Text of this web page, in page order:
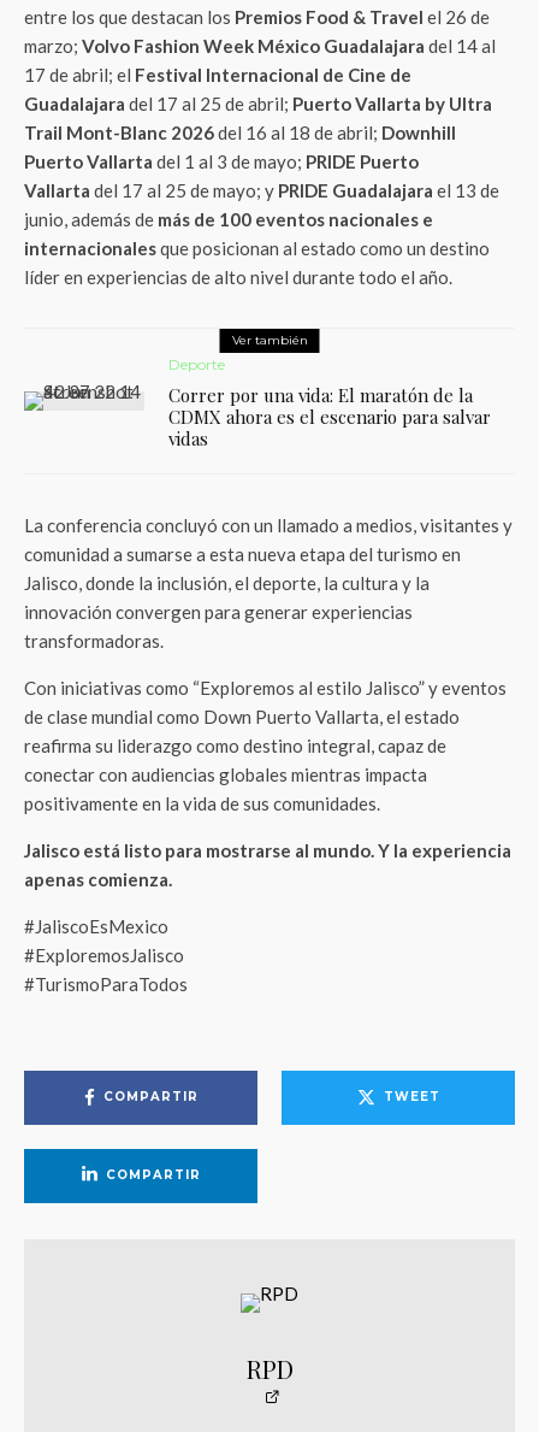
entre los que destacan los Premios Food & Travel el 26 de
marzo; Volvo Fashion Week México Guadalajara del 14 al
17 de abril; el Festival Internacional de Cine de
Guadalajara del 17 al 25 de abril; Puerto Vallarta by Ultra
Trail Mont-Blanc 2026del 16 al 18 de abril; Downhill
Puerto Vallarta del 1 al 3 de mayo; PRIDE Puerto
Vallarta del 17 al 25 de mayo; y PRIDE Guadalajara el 13 de
junio, además de más de 100 eventos nacionales e
internacionalesque posicionan al estado como un destino
líder en experiencias de alto nivel durante todo el año.
Ver también
Deporte
Correr por una vida: El maratón de la
CDMX ahora es el escenario para salvar
vidas
La conferencia concluyó con un llamado a medios, visitantes y
comunidad a sumarse a esta nueva etapa del turismo en
Jalisco, donde la inclusión, el deporte, la cultura y la
innovación convergen para generar experiencias
transformadoras.
Con iniciativas como “Exploremos al estilo Jalisco” y eventos
de clase mundial como Down Puerto Vallarta, el estado
reafirma su liderazgo como destino integral, capaz de
conectar con audiencias globales mientras impacta
positivamente en la vida de sus comunidades.
Jalisco está listo para mostrarse al mundo. Y la experiencia
apenas comienza.
#JaliscoEsMexico
#ExploremosJalisco
#TurismoParaTodos
COMPARTIR TWEET
COMPARTIR
RPD